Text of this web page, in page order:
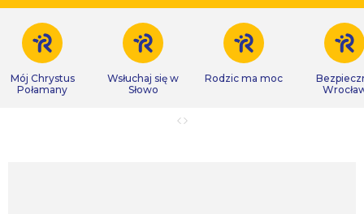
Mój Chrystus
Połamany
Wsłuchaj się w
Słowo
Rodzic ma moc